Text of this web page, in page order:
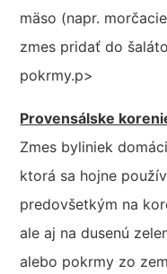
mäso (napr.
zmes pridať do
pokrmy.p>
Provensálske
Zmes byliniek
ktorá sa hojne
predovšetkým na
ale aj na dusenú
alebo pokrmy zo